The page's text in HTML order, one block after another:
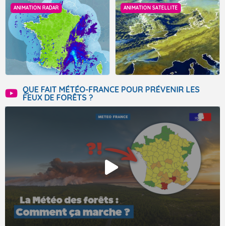
ANIMATION RADAR ANIMATION SATELLITE
QUE FAIT MÉTÉO-FRANCE POUR PRÉVENIR LES
FEUX DE FORÊTS ?